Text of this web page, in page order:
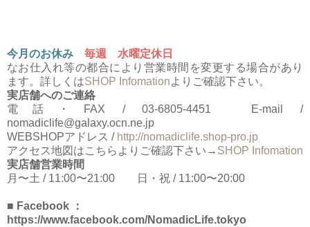
今月のお休み
毎週 水曜定休日
なお仕入れ等の都合により営業時間を変更する場合があり
ます。詳しくはSHOP Infomationよりご確認下さい。
実店舗へのご連絡
電話・FAX / 03-6805-4451 E-mail /
nomadiclife@galaxy.ocn.ne.jp
WEBSHOPアドレス / http://nomadiclife.shop-pro.jp
アクセス地図はこちらよりご確認下さい→ SHOP Infomation
実店舗営業時間
月〜土 / 11:00〜21:00 日・祝 / 11:00〜20:00
■ Facebook ：
https://www.facebook.com/NomadicLife.tokyo